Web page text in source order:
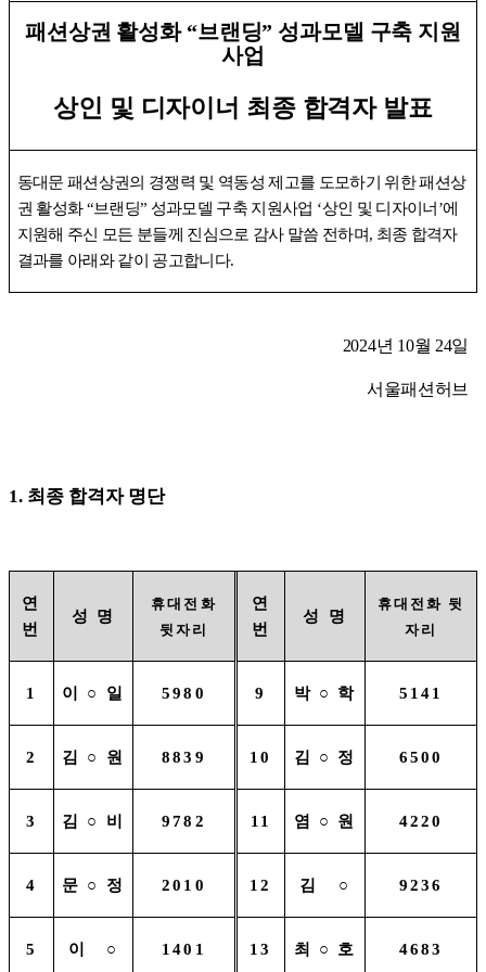
패션상권 활성화 “브랜딩” 성과모델 구축 지원
사업
상인 및 디자이너 최종 합격자 발표
동대문 패션상권의 경쟁력 및 역동성 제고를 도모하기 위한 패션상
권 활성화“브랜딩” 성과모델 구축 지원사업 ‘상인 및 디자이너 ’에
지원해 주신 모든 분들께 진심으로 감사 말씀 전하며, 최종 합격자
결과를 아래와 같이 공고합니다.
2024년 10월 24일
서울패션허브
1. 최종 합격자 명단
연
번
성 명
휴대전화
뒷자리
연
번
성 명
휴대전화 뒷
자리
1 이 ○ 일 5980 9 박 ○ 학 5141
2 김 ○ 원 8839 10 김 ○ 정 6500
3 김 ○ 비 9782 11 염 ○ 원 4220
4 문 ○ 정 2010 12 김 ○ 9236
5 이 ○ 1401 13 최 ○ 호 4683